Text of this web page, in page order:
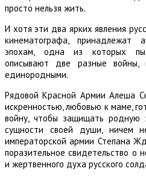
просто нельзя жить.
И хотя эти два ярких явления
кинематографа, принадлежат
эпохам, одна из которых
описывают две разные войны,
единородными.
Рядовой Красной Армии Алеша
искренностью, любовью к маме,
войну, чтобы защищать родную
сущности своей души, ничем
императорской армии Степана
поразительное свидетельство о
и жертвенного духа русского